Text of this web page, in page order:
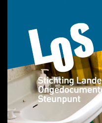
Overslaan en naar de algemene